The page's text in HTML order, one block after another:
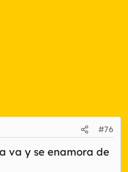
#76
va y se enamora de